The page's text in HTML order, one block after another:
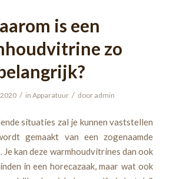
is een
zo
/ in Apparatuur / door admin
situaties zal je kunnen vaststellen
gemaakt van een zogenaamde
. Je kan deze warmhoudvitrines dan ook
in een horecazaak, maar wat ook